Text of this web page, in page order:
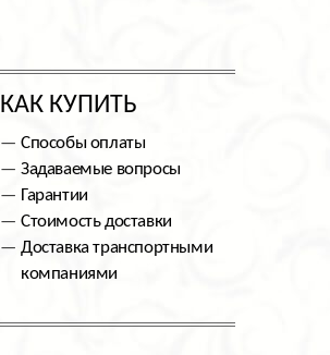
КАК КУПИТЬ
Способы оплаты
Задаваемые вопросы
Гарантии
Стоимость доставки
Доставка транспортными
компаниями